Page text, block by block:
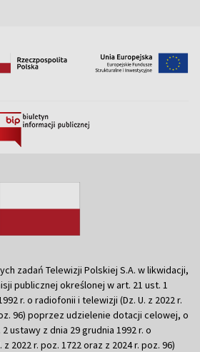
zadań Telewizji Polskiej S.A. w likwidacji,
publicznej określonej w art. 21 ust. 1
r. o radiofonii i telewizji (Dz. U. z 2022 r.
96) poprzez udzielenie dotacji celowej, o
ustawy z dnia 29 grudnia 1992 r. o
2022 r. poz. 1722 oraz z 2024 r. poz. 96)